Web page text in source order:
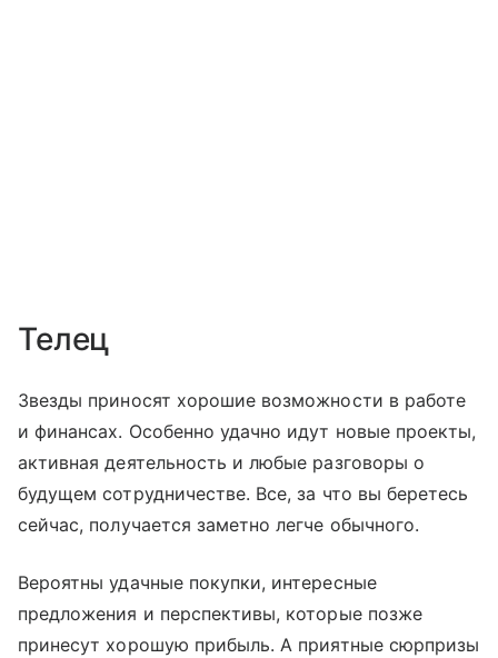
Телец
Звезды приносят хорошие возможности в работе
и финансах. Особенно удачно идут новые проекты,
активная деятельность и любые разговоры о
будущем сотрудничестве. Все, за что вы беретесь
сейчас, получается заметно легче обычного.
Вероятны удачные покупки, интересные
предложения и перспективы, которые позже
принесут хорошую прибыль. А приятные сюрпризы